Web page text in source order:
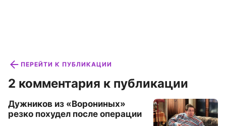
ПЕРЕЙТИ К ПУБЛИКАЦИИ
2 комментария к публикации
Дужников из «Ворониных»
резко похудел после операции